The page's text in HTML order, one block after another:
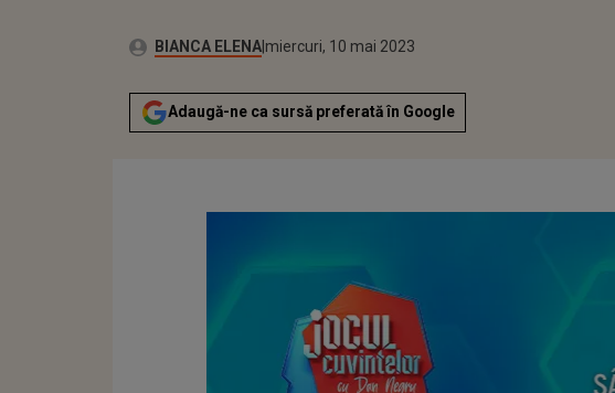
Autor:BIANCA ELENAPublicat:
miercuri, 10 mai 2023
Actualizat:
miercuri, 10 mai 2023
Adaugă-ne ca sursă preferată în Google